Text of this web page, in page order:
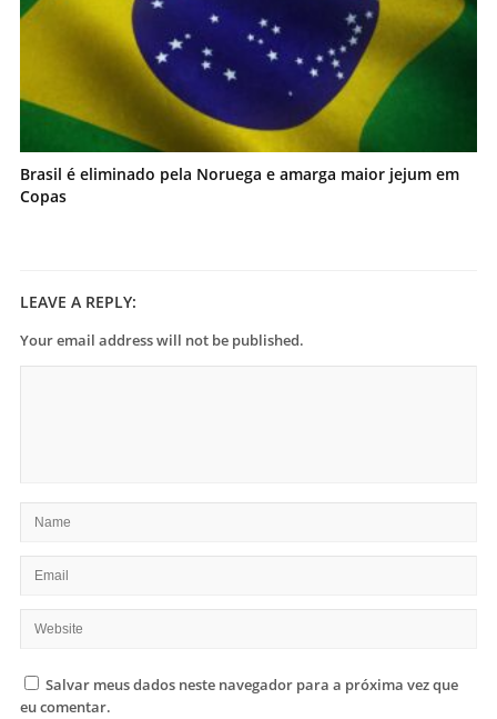
Brasil é eliminado pela Noruega e amarga maior jejum em
Copas
LEAVE A REPLY:
Your email address will not be published.
Salvar meus dados neste navegador para a próxima vez que
eu comentar.